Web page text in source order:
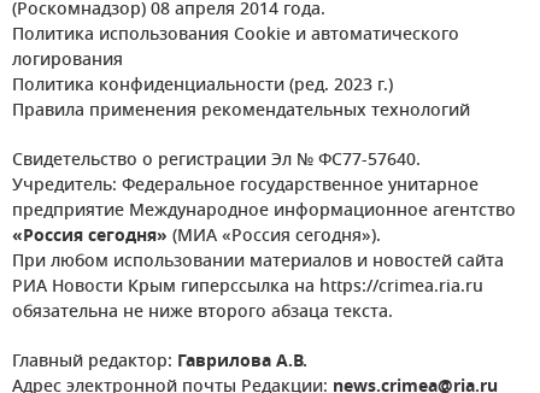
(Роскомнадзор) 08 апреля 2014 года.
Политика использования Cookie и автоматического
логирования
Политика конфиденциальности (ред. 2023 г.)
Правила применения рекомендательных технологий
Свидетельство о регистрации Эл № ФС77-57640.
Учредитель: Федеральное государственное унитарное
предприятие Международное информационное агентство
«Россия сегодня» (МИА «Россия сегодня»).
При любом использовании материалов и новостей сайта
РИА Новости Крым гиперссылка на https://crimea.ria.ru
обязательна не ниже второго абзаца текста.
Главный редактор: Гаврилова А.В.